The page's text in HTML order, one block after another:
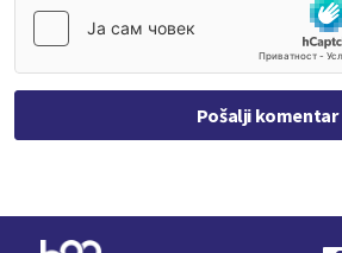
Pošalji komentar